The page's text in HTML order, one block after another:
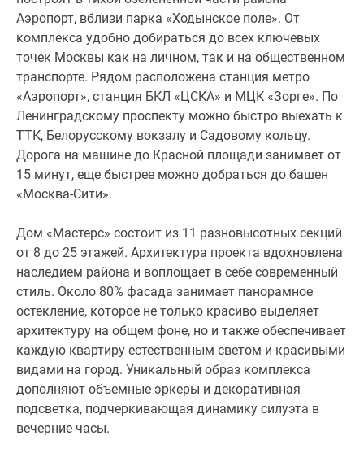
Аэропорт, вблизи парка «Ходынское поле». От
комплекса удобно добираться до всех ключевых
точек Москвы как на личном, так и на общественном
транспорте. Рядом расположена станция метро
«Аэропорт», станция БКЛ «ЦСКА» и МЦК «Зорге». По
Ленинградскому проспекту можно быстро выехать к
ТТК, Белорусскому вокзалу и Садовому кольцу.
Дорога на машине до Красной площади занимает от
15 минут, еще быстрее можно добраться до башен
«Москва-Сити».
Дом «Мастерс» состоит из 11 разновысотных секций
от 8 до 25 этажей. Архитектура проекта вдохновлена
наследием района и воплощает в себе современный
стиль. Около 80% фасада занимает панорамное
остекление, которое не только красиво выделяет
архитектуру на общем фоне, но и также обеспечивает
каждую квартиру естественным светом и красивыми
видами на город. Уникальный образ комплекса
дополняют объемные эркеры и декоративная
подсветка, подчеркивающая динамику силуэта в
вечерние часы.